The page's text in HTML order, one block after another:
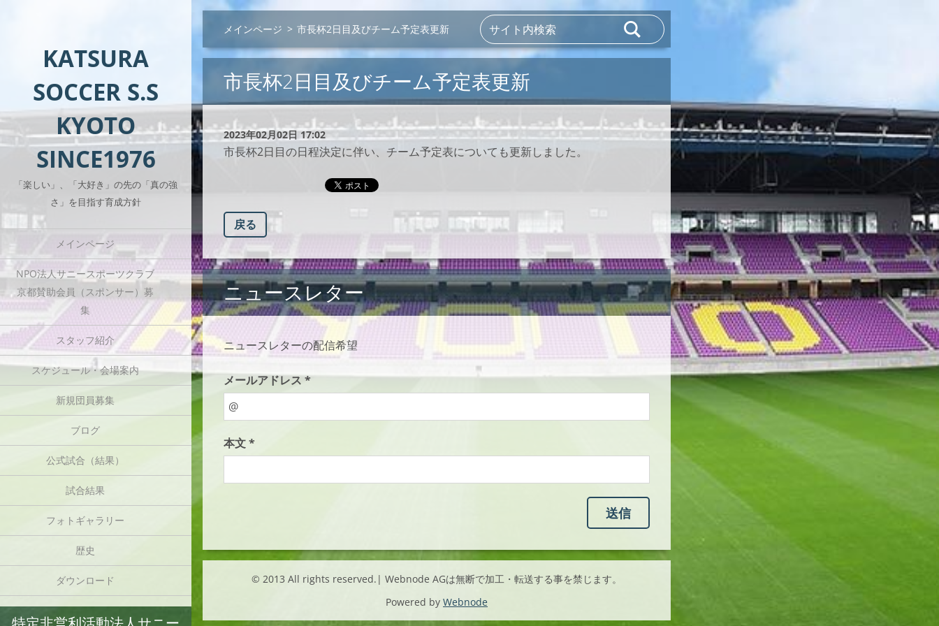
KATSURA
SOCCER S.S
KYOTO
SINCE1976
「楽しい」、「大好き」の先の「真の強
さ」を目指す育成方針
メインページ
NPO法人サニースポーツクラブ
京都賛助会員（スポンサー）募
集
スタッフ紹介
スケジュール・会場案内
新規団員募集
ブログ
公式試合（結果）
試合結果
フォトギャラリー
歴史
ダウンロード
メインページ > 市長杯2日目及びチーム予定表更新
市長杯2日目及びチーム予定表更新
2023年02月02日 17:02
市長杯2日目の日程決定に伴い、チーム予定表についても更新しました。
戻る
ニュースレター
ニュースレターの配信希望
メールアドレス *
本文 *
© 2013 All rights reserved.| Webnode AGは無断で加工・転送する事を禁じます。
Powered by Webnode